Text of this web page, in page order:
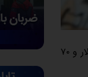
به نقل از ایسنا، بهای هر اونس طلا به ۱۹۱۸ دلار و ۷۰ سنت و قیمت طلای آمریکا نیز با تغییر اندکی به ۱۹۱۹ دلار و ۷۰